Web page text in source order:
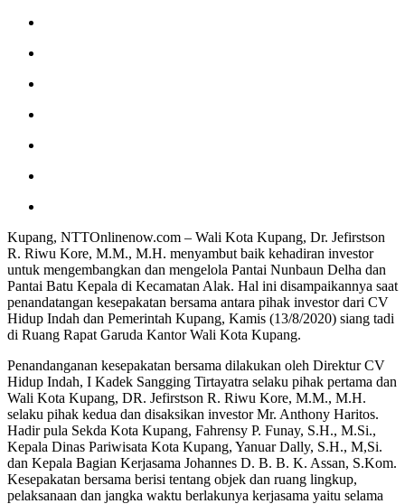
Kupang, NTTOnlinenow.com – Wali Kota Kupang, Dr. Jefirstson
R. Riwu Kore, M.M., M.H. menyambut baik kehadiran investor
untuk mengembangkan dan mengelola Pantai Nunbaun Delha dan
Pantai Batu Kepala di Kecamatan Alak. Hal ini disampaikannya saat
penandatangan kesepakatan bersama antara pihak investor dari CV
Hidup Indah dan Pemerintah Kupang, Kamis (13/8/2020) siang tadi
di Ruang Rapat Garuda Kantor Wali Kota Kupang.
Penandanganan kesepakatan bersama dilakukan oleh Direktur CV
Hidup Indah, I Kadek Sangging Tirtayatra selaku pihak pertama dan
Wali Kota Kupang, DR. Jefirstson R. Riwu Kore, M.M., M.H.
selaku pihak kedua dan disaksikan investor Mr. Anthony Haritos.
Hadir pula Sekda Kota Kupang, Fahrensy P. Funay, S.H., M.Si.,
Kepala Dinas Pariwisata Kota Kupang, Yanuar Dally, S.H., M,Si.
dan Kepala Bagian Kerjasama Johannes D. B. B. K. Assan, S.Kom.
Kesepakatan bersama berisi tentang objek dan ruang lingkup,
pelaksanaan dan jangka waktu berlakunya kerjasama yaitu selama